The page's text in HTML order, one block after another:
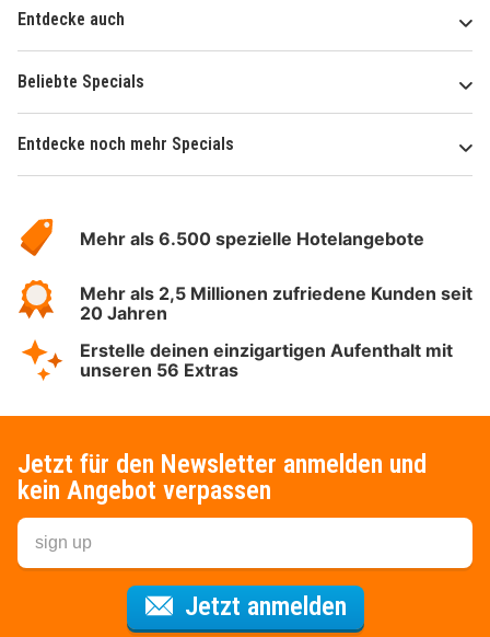
Entdecke auch
Beliebte Specials
Entdecke noch mehr Specials
Hotelspecials
Mehr als 6.500 spezielle Hotelangebote
Mehr als 2,5 Millionen zufriedene Kunden seit
20 Jahren
Erstelle deinen einzigartigen Aufenthalt mit
unseren 56 Extras
Jetzt für den Newsletter anmelden und
kein Angebot verpassen
Jetzt anmeldenFür den